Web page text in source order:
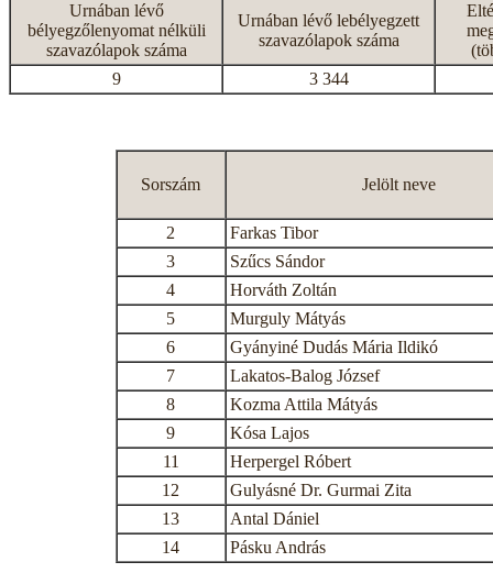
Urnában lévő
bélyegzőlenyomat nélküli
szavazólapok száma
Urnában lévő lebélyegzett
szavazólapok száma
9
3 344
Sorszám Jelölt neve
2
Farkas Tibor
3
Szűcs Sándor
4
Horváth Zoltán
5
Murguly Mátyás
6
Gyányiné Dudás Mária Ildikó
7
Lakatos-Balog József
8
Kozma Attila Mátyás
9
Kósa Lajos
11
Herpergel Róbert
12
Gulyásné Dr. Gurmai Zita
13
Antal Dániel
14
Pásku András